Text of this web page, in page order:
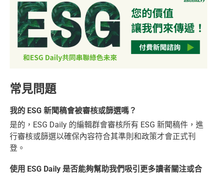
常見問題
我的 ESG 新聞稿會被審核或篩選嗎？
是的，ESG Daily 的編輯群會審核所有 ESG 新聞稿件，進
行審核或篩選以確保內容符合其準則和政策才會正式刊
登。
使用 ESG Daily 是否能夠幫助我們吸引更多讀者關注或合